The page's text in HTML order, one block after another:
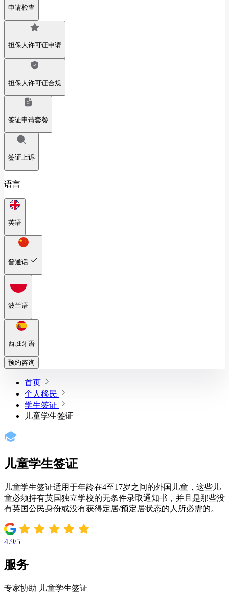
申请检查
担保人许可证申请
担保人许可证合规
签证申请套餐
签证上诉
语言
英语
普通话
波兰语
西班牙语
预约咨询
首页
个人移民
学生签证
儿童学生签证
儿童学生签证
儿童学生签证适用于年龄在4至17岁之间的外国儿童，这些儿
童必须持有英国独立学校的无条件录取通知书，并且是那些没
有英国公民身份或没有获得定居/预定居状态的人所必需的。
4.9/5
服务
专家协助 儿童学生签证